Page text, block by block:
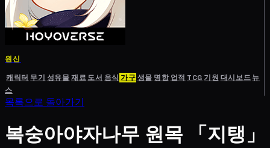
원신
캐릭터 무기 성유물재료도서 음식 가구생물 명함 업적 TCG기원 대시보드뉴
스
목록으로 돌아가기
복숭아야자나무 원목 「지탱」